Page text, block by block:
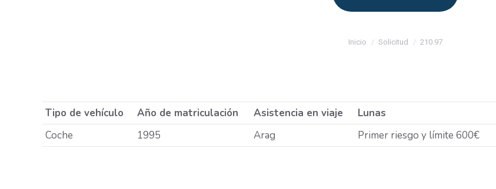
Estás aquí:
Inicio Solicitud 210.97
Tipo de vehículo Año de matriculación Asistencia en viaje Lunas
Coche
1995 Arag Primer riesgo y límite 600€